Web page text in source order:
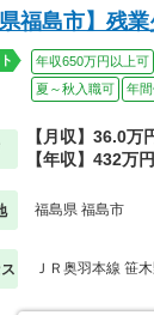
県福島市】残
年収650万円以上可
夏～秋入職可
年
【月収】36.0万
【年収】432万
福島県 福島市
ＪＲ奥羽本線 笹